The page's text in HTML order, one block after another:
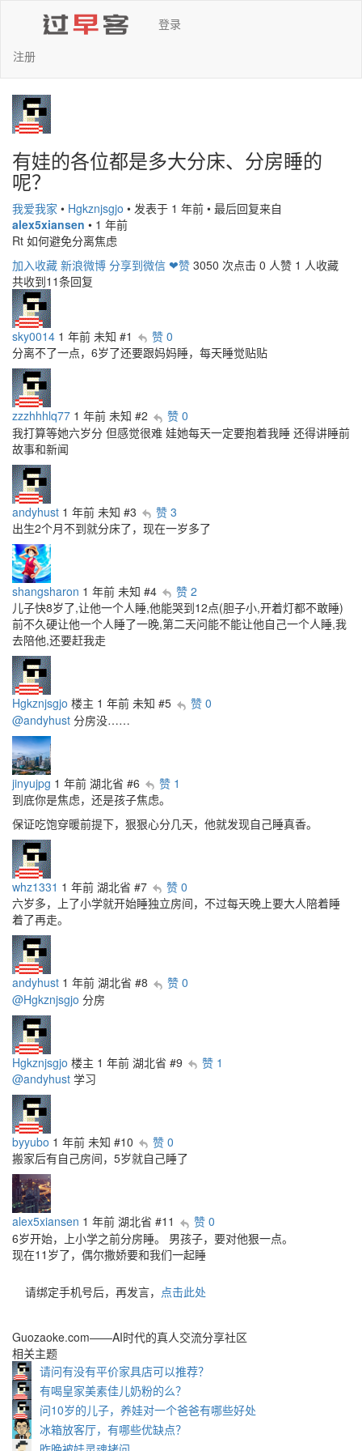
登录
注册
有娃的各位都是多大分床、分房睡的
呢？
我爱我家 • Hgkznjsgjo • 发表于 1 年前 • 最后回复来自
alex5xiansen • 1 年前
Rt 如何避免分离焦虑
加入收藏 新浪微博 分享到微信 ❤赞 3050 次点击 0 人赞 1 人收藏
共收到11条回复
sky0014 1 年前 未知 #1
赞 0
分离不了一点，6岁了还要跟妈妈睡，每天睡觉贴贴
zzzhhhlq77 1 年前 未知 #2
赞 0
我打算等她六岁分 但感觉很难 娃她每天一定要抱着我睡 还得讲睡前
故事和新闻
andyhust 1 年前 未知 #3
赞 3
出生2个月不到就分床了，现在一岁多了
shangsharon 1 年前 未知 #4
赞 2
儿子快8岁了,让他一个人睡,他能哭到12点(胆子小,开着灯都不敢睡)
前不久硬让他一个人睡了一晚,第二天问能不能让他自己一个人睡,我
去陪他,还要赶我走
Hgkznjsgjo 楼主 1 年前 未知 #5
赞 0
@andyhust 分房没……
jinyujpg 1 年前 湖北省 #6
赞 1
到底你是焦虑，还是孩子焦虑。
保证吃饱穿暖前提下，狠狠心分几天，他就发现自己睡真香。
whz1331 1 年前 湖北省 #7
赞 0
六岁多，上了小学就开始睡独立房间，不过每天晚上要大人陪着睡
着了再走。
andyhust 1 年前 湖北省 #8
赞 0
@Hgkznjsgjo 分房
Hgkznjsgjo 楼主 1 年前 湖北省 #9
赞 1
@andyhust 学习
byyubo 1 年前 未知 #10
赞 0
搬家后有自己房间，5岁就自己睡了
alex5xiansen 1 年前 湖北省 #11
赞 0
6岁开始，上小学之前分房睡。 男孩子，要对他狠一点。
现在11岁了，偶尔撒娇要和我们一起睡
请绑定手机号后，再发言， 点击此处
Guozaoke.com——AI时代的真人交流分享社区
相关主题
请问有没有平价家具店可以推荐？
有喝皇家美素佳儿奶粉的么？
问10岁的儿子，养娃对一个爸爸有哪些好处
冰箱放客厅，有哪些优缺点？